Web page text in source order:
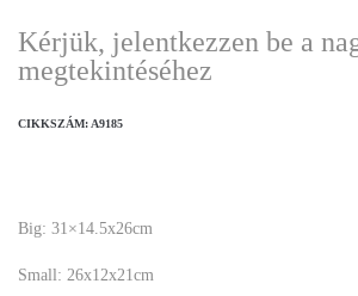
Kérjük, jelentkezzen be a
megtekintéséhez
CIKKSZÁM: A9185
Big: 31×14.5x26cm
Small: 26x12x21cm